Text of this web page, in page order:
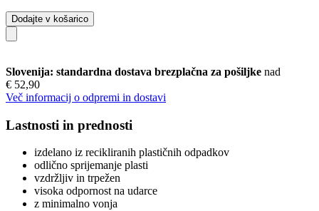
Dodajte v košarico
Slovenija: standardna dostava brezplačna za pošiljke nad
€ 52,90
Več informacij o odpremi in dostavi
Lastnosti in prednosti
izdelano iz recikliranih plastičnih odpadkov
odlično sprijemanje plasti
vzdržljiv in trpežen
visoka odpornost na udarce
z minimalno vonja